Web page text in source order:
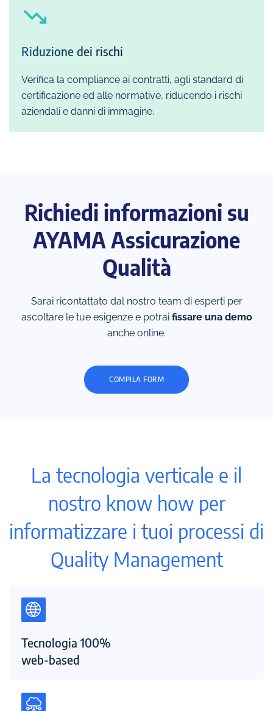
Riduzione dei rischi
Verifica la compliance ai contratti, agli standard di
certificazione ed alle normative, riducendo i rischi
aziendali e danni di immagine.
Richiedi informazioni su
AYAMA Assicurazione
Qualità
Sarai ricontattato dal nostro team di esperti per
ascoltare le tue esigenze e potrai fissare una demo
anche online.
COMPILA FORM
La tecnologia verticale e il
nostro know howper
informatizzare i tuoi processi di
Quality Management
Tecnologia 100%
web-based